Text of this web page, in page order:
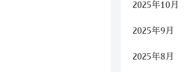
2025年10月
2025年9月
2025年8月